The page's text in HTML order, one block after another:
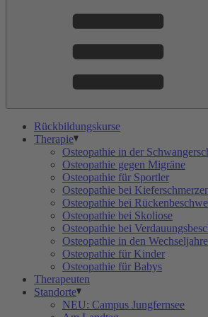
Rückbildungskurse
Therapie
Osteopathie in der
Osteopathie gegen Migräne
Osteopathie für Sportler
Osteopathie bei
Osteopathie bei
Osteopathie bei Skoliose
Osteopathie bei
Osteopathie in den
Osteopathie für Kinder
Osteopathie für Babys
Therapeuten
Standorte
NEU: Campus Jungfernsee